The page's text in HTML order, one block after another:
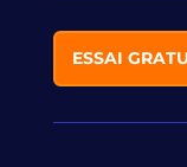
ESSAI